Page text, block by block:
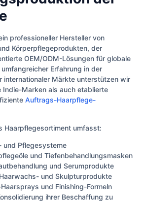
professioneller Hersteller von
Körperpflegeprodukten, der
OEM/ODM-Lösungen für globale
Erfahrung in der
internationaler Märkte unterstützen wir
Marken als auch etablierte
Auftrags-Haarpflege-
Haarpflegesortiment umfasst:
und Pflegesysteme
und Tiefenbehandlungsmasken
und Serumprodukte
und Skulpturprodukte
und Finishing-Formeln
ihrer Beschaffung zu